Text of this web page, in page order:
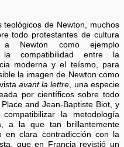
teológicos de Newton, muchos
todo protestantes de cultura
a Newton como ejemplo
la compatibilidad entre la
moderna y el teísmo, para
la imagen de Newton como
avant la lettre, una especie
por científicos sobre todo
and Jean-Baptiste Biot, y
la metodología
a la que tan brillantemente
en clara contradicción con la
que en Francia revistió un